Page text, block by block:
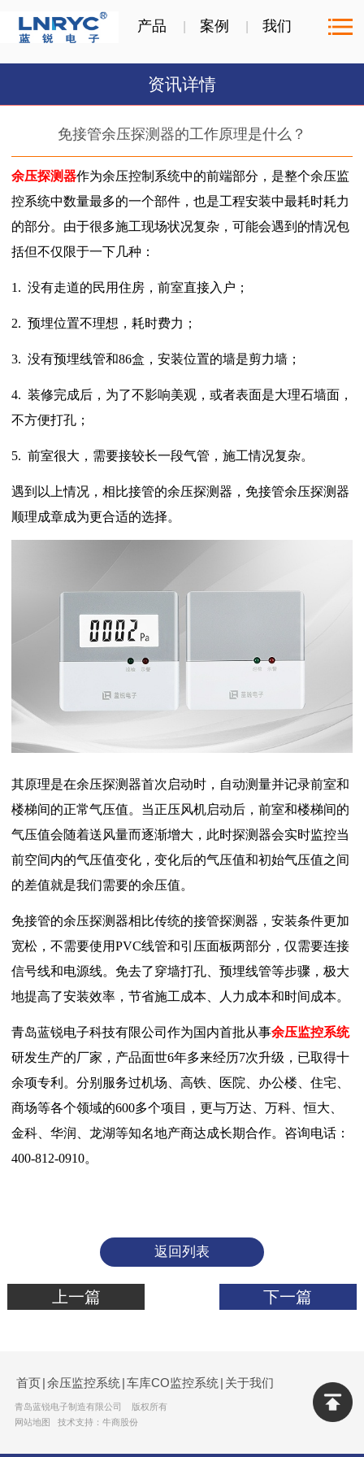
产品 案例 我们
资讯详情
免接管余压探测器的工作原理是什么？
余压探测器作为余压控制系统中的前端部分，是整个余压监
控系统中数量最多的一个部件，也是工程安装中最耗时耗力
的部分。由于很多施工现场状况复杂，可能会遇到的情况包
括但不仅限于一下几种：
1. 没有走道的民用住房，前室直接入户；
2. 预埋位置不理想，耗时费力；
3. 没有预埋线管和86盒，安装位置的墙是剪力墙；
4. 装修完成后，为了不影响美观，或者表面是大理石墙面，
不方便打孔；
5. 前室很大，需要接较长一段气管，施工情况复杂。
遇到以上情况，相比接管的余压探测器，免接管余压探测器
顺理成章成为更合适的选择。
其原理是在余压探测器首次启动时，自动测量并记录前室和
楼梯间的正常气压值。当正压风机启动后，前室和楼梯间的
气压值会随着送风量而逐渐增大，此时探测器会实时监控当
前空间内的气压值变化，变化后的气压值和初始气压值之间
的差值就是我们需要的余压值。
免接管的余压探测器相比传统的接管探测器，安装条件更加
宽松，不需要使用PVC线管和引压面板两部分，仅需要连接
信号线和电源线。免去了穿墙打孔、预埋线管等步骤，极大
地提高了安装效率，节省施工成本、人力成本和时间成本。
青岛蓝锐电子科技有限公司作为国内首批从事余压监控系统
研发生产的厂家，产品面世6年多来经历7次升级，已取得十
余项专利。分别服务过机场、高铁、医院、办公楼、住宅、
商场等各个领域的600多个项目，更与万达、万科、恒大、
金科、华润、龙湖等知名地产商达成长期合作。咨询电话：
400-812-0910。
返回列表
上一篇 下一篇
首页|余压监控系统|车库CO监控系统| 关于我们
青岛蓝锐电子制造有限公司 版权所有
网站地图
技术支持：牛商股份